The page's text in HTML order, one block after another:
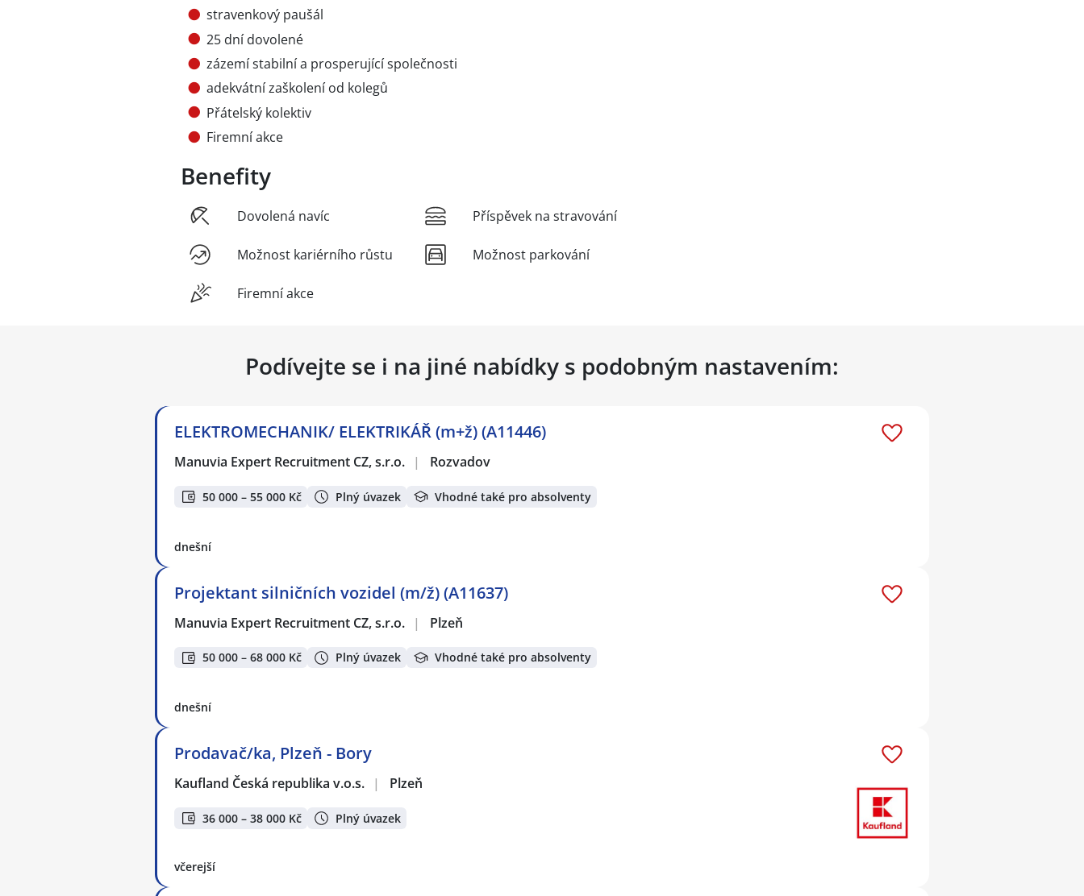
stravenkový paušál
25 dní dovolené
zázemí stabilní a prosperující společnosti
adekvátní zaškolení od kolegů
Přátelský kolektiv
Firemní akce
Benefity
Dovolená navíc
Možnost kariérního růstu
Firemní akce
Příspěvek na stravování
Možnost parkování
Podívejte se i na jiné nabídky s podobným nastavením:
ELEKTROMECHANIK/ ELEKTRIKÁŘ (m+ž) (A11446)
Manuvia Expert Recruitment CZ, s.r.o. | Rozvadov
50 000 – 55 000 Kč Plný úvazek Vhodné také pro absolventy
dnešní
Projektant silničních vozidel (m/ž) (A11637)
Manuvia Expert Recruitment CZ, s.r.o. | Plzeň
50 000 – 68 000 Kč Plný úvazek Vhodné také pro absolventy
dnešní
Prodavač/ka, Plzeň - Bory
Kaufland Česká republika v.o.s. | Plzeň
36 000 – 38 000 Kč Plný úvazek
včerejší